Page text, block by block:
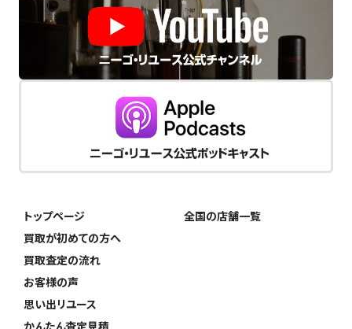
トップページ
買取が初めての方へ
買取査定の流れ
お客様の声
思い出リユース
かんたん査定見積
全国の店舗一覧